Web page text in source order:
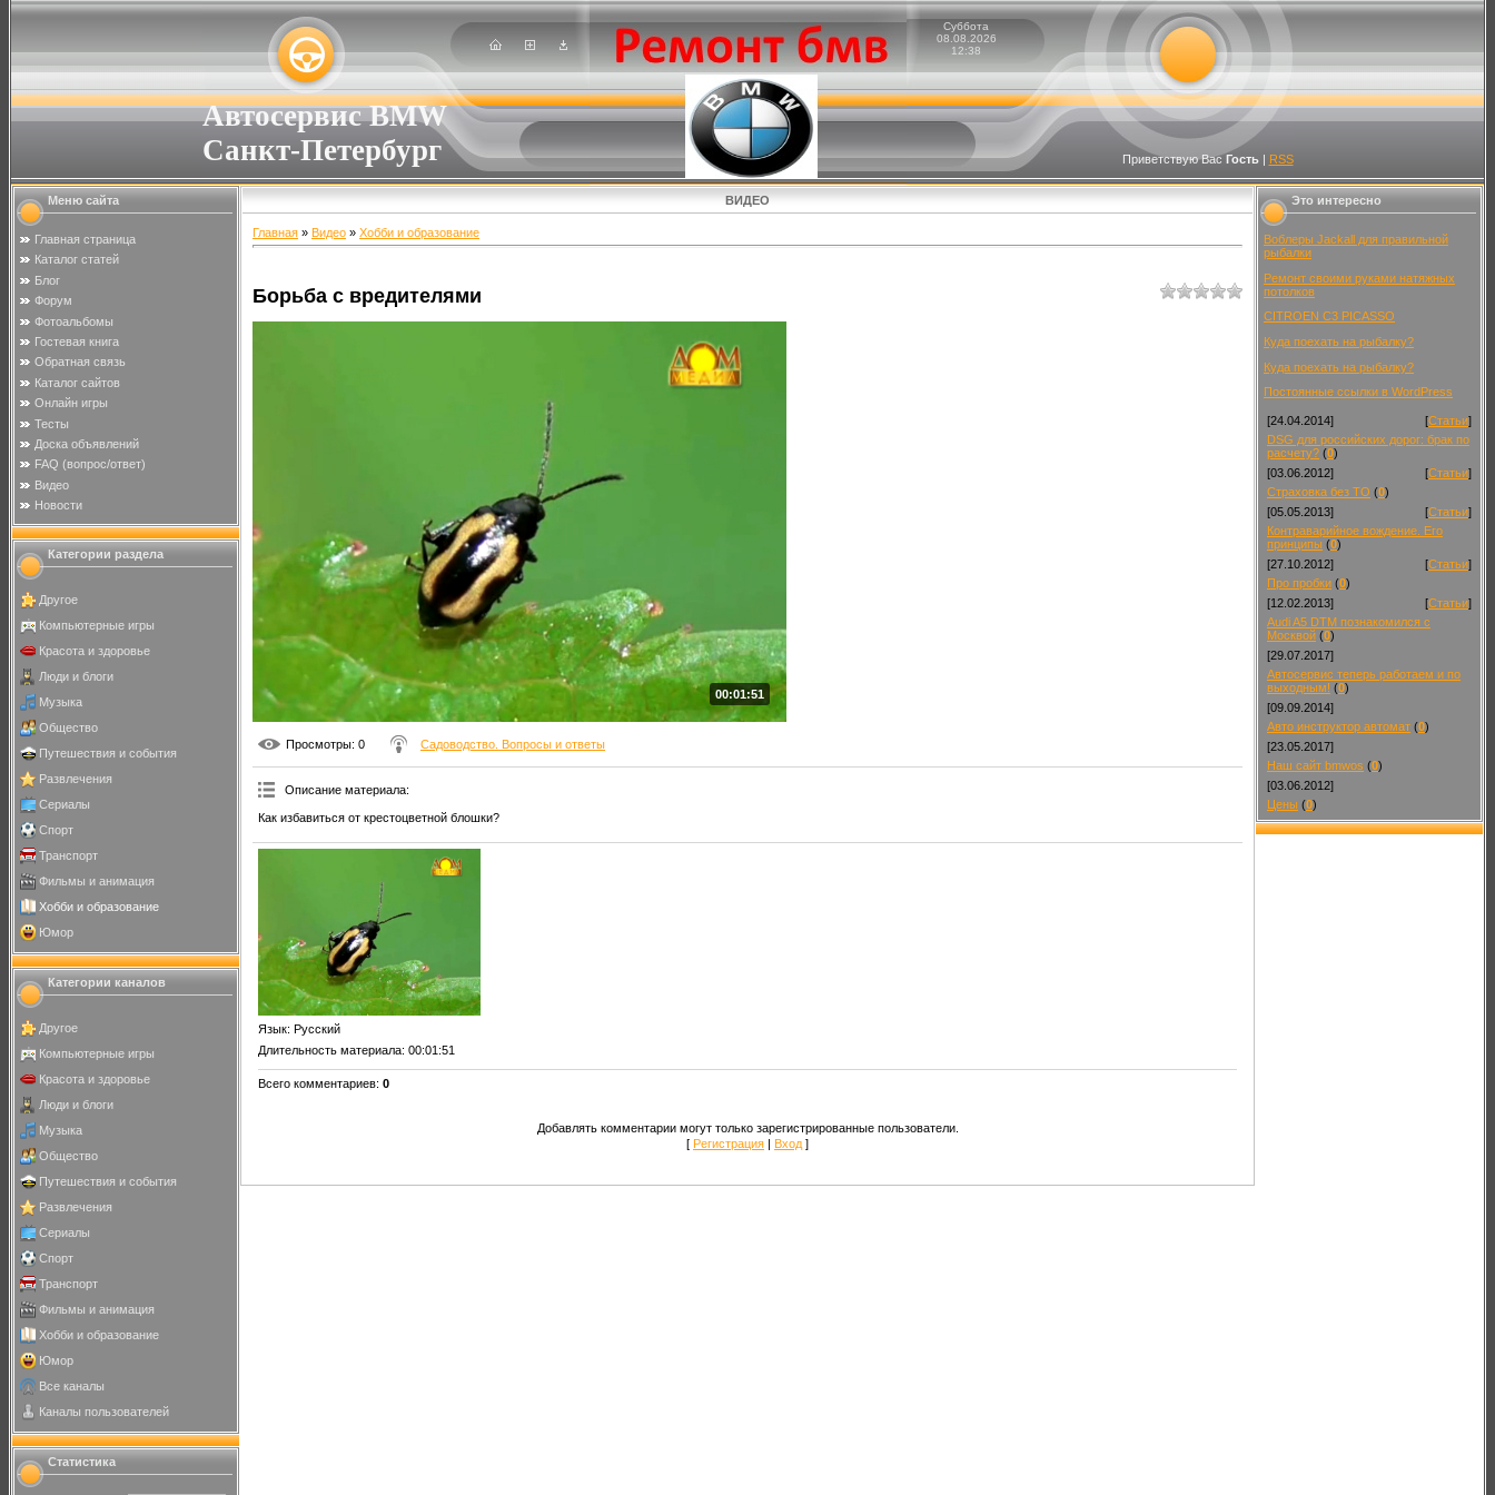
Автосервис BMW
Санкт-Петербург
Суббота
08.08.2026
12:38
Приветствую Вас Гость| RSS
Меню сайта
Главная страница
Каталог статей
Блог
Форум
Фотоальбомы
Гостевая книга
Обратная связь
Каталог сайтов
Онлайн игры
Тесты
Доска объявлений
FAQ (вопрос/ответ)
Видео
Новости
Категории раздела
Другое
Компьютерные игры
Красота и здоровье
Люди и блоги
Музыка
Общество
Путешествия и события
Развлечения
Сериалы
Спорт
Транспорт
Фильмы и анимация
Хобби и образование
Юмор
Категории каналов
Другое
Компьютерные игры
Красота и здоровье
Люди и блоги
Музыка
Общество
Путешествия и события
Развлечения
Сериалы
Спорт
Транспорт
Фильмы и анимация
Хобби и образование
Юмор
Все каналы
Каналы пользователей
Статистика
ВИДЕО
Главная » Видео » Хобби и образование
Борьба с вредителями
00:01:51
Просмотры: 0 Садоводство. Вопросы и ответы
Описание материала:
Как избавиться от крестоцветной блошки?
Язык: Русский
Длительность материала: 00:01:51
Всего комментариев: 0
Добавлять комментарии могут только зарегистрированные пользователи.
[ Регистрация | Вход ]
Это интересно
Воблеры Jackall для правильной
рыбалки
Ремонт своими руками натяжных
потолков
CITROEN C3 PICASSO
Куда поехать на рыбалку?
Куда поехать на рыбалку?
Постоянные ссылки в WordPress
[24.04.2014] [Статьи]
DSG для российских дорог: брак по
расчету? (0)
[03.06.2012]
[Статьи]
Страховка без ТО (0)
[05.05.2013]
[Статьи]
Контраварийное вождение. Его
принципы (0)
[27.10.2012]
[Статьи]
Про пробки (0)
[12.02.2013]
[Статьи]
Audi A5 DTM познакомился с
Москвой (0)
[29.07.2017]
Автосервис теперь работаем и по
выходным! (0)
[09.09.2014]
Авто инструктор автомат (0)
[23.05.2017]
Наш сайт bmwos (0)
[03.06.2012]
Цены (0)